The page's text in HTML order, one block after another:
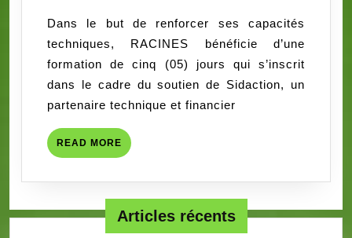
soucieux
de
la
performance
du
personnel
de
œuvre
des
benin
Dans le but de renforcer ses capacités
techniques, RACINES bénéficie d’une
formation de cinq (05) jours qui s’inscrit
dans le cadre du soutien de Sidaction, un
partenaire technique et financier
READ MORE READ
MORE
Articles récents